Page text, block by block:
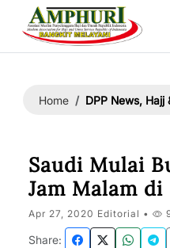
Home DPP News, Hajj
Saudi Mulai
Jam Malam
Apr 27, 2020 Editorial •
Share: